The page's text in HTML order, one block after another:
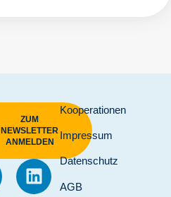
ZUM
NEWSLETTER
ANMELDEN
Kooperationen
Impressum
Datenschutz
AGB